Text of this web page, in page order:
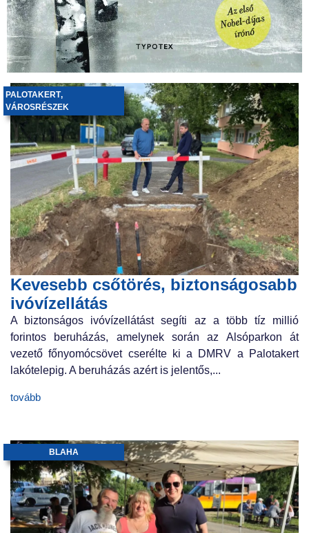
Kevesebb csőtörés, biztonságosabb
ivóvízellátás
PALOTAKERT,
VÁROSRÉSZEK
A biztonságos ivóvízellátást segíti az a több tíz millió
forintos beruházás, amelynek során az Alsóparkon át
vezető főnyomócsövet cserélte ki a DMRV a Palotakert
lakótelepig. A beruházás azért is jelentős,...
tovább
BLAHA